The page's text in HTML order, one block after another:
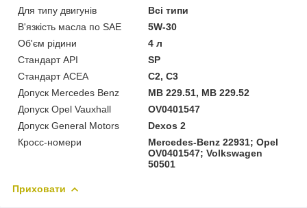
Для типу двигунів
Всі типи
В'язкість масла по SAE
5W-30
Об'єм рідини
4 л
Стандарт API
SP
Стандарт ACEA
C2, C3
Допуск Mercedes Benz
MB 229.51, MB 229.52
Допуск Opel Vauxhall
OV0401547
Допуск General Motors
Dexos 2
Кросс-номери
Mercedes-Benz 22931; Opel
OV0401547; Volkswagen
50501
Приховати